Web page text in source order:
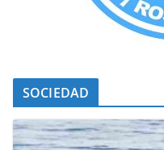
SOCIEDAD